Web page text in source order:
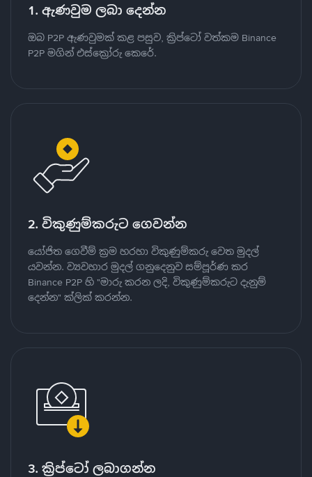
1. ඇණවුම ලබා දෙන්න
ඔබ P2P ඇණවුමක් කළ පසුව, ක්‍රිප්ටෝ වත්කම Binance
P2P මගින් එස්ක්‍රෝරු කෙරේ.
2. විකුණුම්කරුට ගෙවන්න
යෝජිත ගෙවීම් ක්‍රම හරහා විකුණුම්කරු වෙත මුදල්
යවන්න. ව්‍යවහාර මුදල් ගනුදෙනුව සම්පූර්ණ කර
Binance P2P හි "මාරු කරන ලදි, විකුණුම්කරුට දැනුම්
දෙන්න" ක්ලික් කරන්න.
3. ක්‍රිප්ටෝ ලබාගන්න